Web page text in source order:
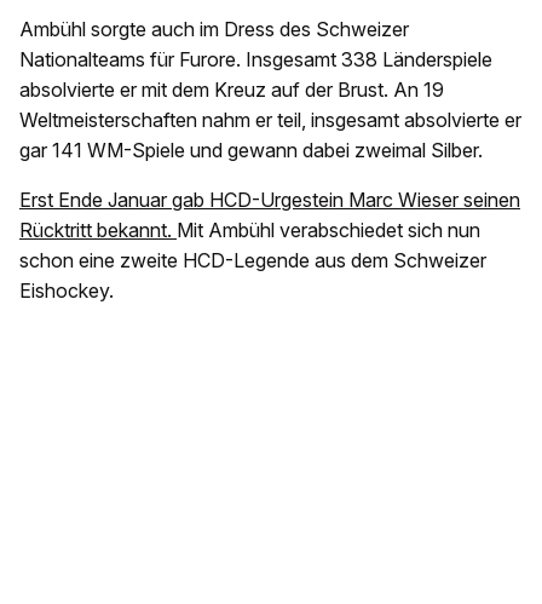
Ambühl sorgte auch im Dress des Schweizer
Nationalteams für Furore. Insgesamt 338 Länderspiele
absolvierte er mit dem Kreuz auf der Brust. An 19
Weltmeisterschaften nahm er teil, insgesamt absolvierte er
gar 141 WM-Spiele und gewann dabei zweimal Silber.
Erst Ende Januar gab HCD-Urgestein Marc Wieser seinen
Rücktritt bekannt. Mit Ambühl verabschiedet sich nun
schon eine zweite HCD-Legende aus dem Schweizer
Eishockey.